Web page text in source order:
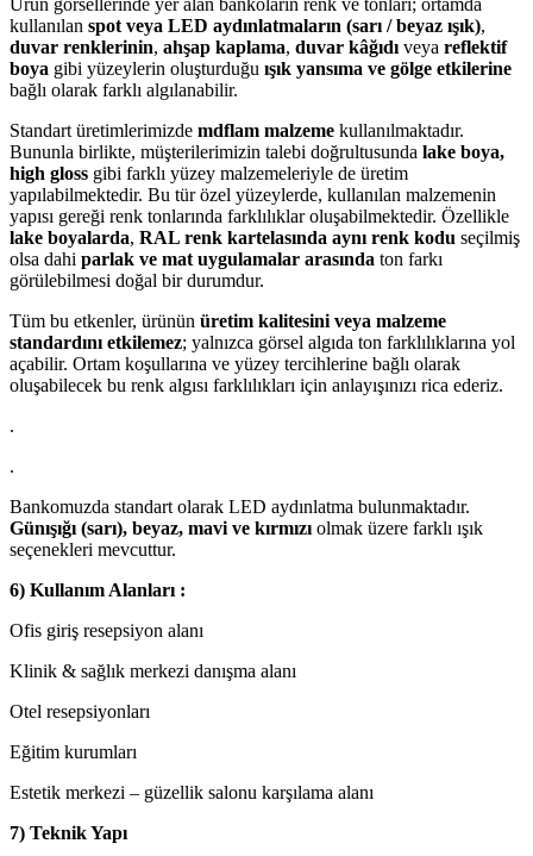
Ürün görsellerinde yer alan bankoların renk ve tonları; ortamda
kullanılan spot veya LED aydınlatmaların (sarı / beyaz ışık),
duvar renklerinin, ahşap kaplama, duvar kâğıdı veya reflektif
boya gibi yüzeylerin oluşturduğu ışık yansıma ve gölge etkilerine
bağlı olarak farklı algılanabilir.
Standart üretimlerimizde mdflam malzeme kullanılmaktadır.
Bununla birlikte, müşterilerimizin talebi doğrultusunda lake boya,
high gloss gibi farklı yüzey malzemeleriyle de üretim
yapılabilmektedir. Bu tür özel yüzeylerde, kullanılan malzemenin
yapısı gereği renk tonlarında farklılıklar oluşabilmektedir. Özellikle
lake boyalarda, RAL renk kartelasında aynı renk kodu seçilmiş
olsa dahi parlak ve mat uygulamalar arasında ton farkı
görülebilmesi doğal bir durumdur.
Tüm bu etkenler, ürünün üretim kalitesini veya malzeme
standardını etkilemez; yalnızca görsel algıda ton farklılıklarına yol
açabilir. Ortam koşullarına ve yüzey tercihlerine bağlı olarak
oluşabilecek bu renk algısı farklılıkları için anlayışınızı rica ederiz.
.
.
Bankomuzda standart olarak LED aydınlatma bulunmaktadır.
Günışığı (sarı), beyaz, mavi ve kırmızı olmak üzere farklı ışık
seçenekleri mevcuttur.
6) Kullanım Alanları :
Ofis giriş resepsiyon alanı
Klinik & sağlık merkezi danışma alanı
Otel resepsiyonları
Eğitim kurumları
Estetik merkezi – güzellik salonu karşılama alanı
7) Teknik Yapı